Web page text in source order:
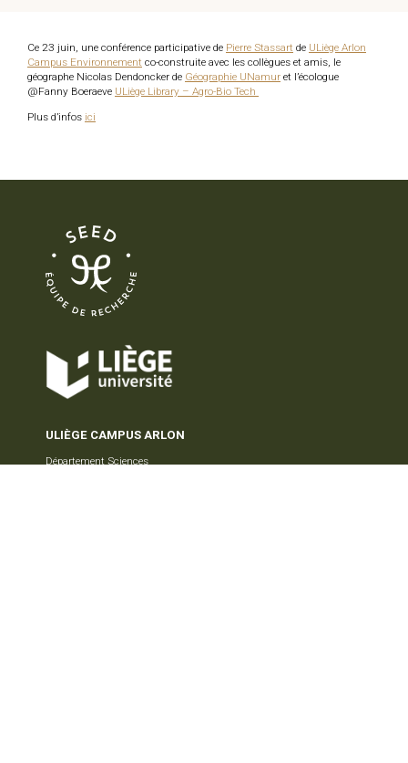
Ce 23 juin, une conférence participative de Pierre Stassart de ULiège Arlon
Campus Environnement co-construite avec les collègues et amis, le
géographe Nicolas Dendoncker de Géographie UNamur et l’écologue
@Fanny Boeraeve ULiège Library – Agro-Bio Tech
Plus d’infos ici
ULIÈGE CAMPUS ARLON
Département Sciences